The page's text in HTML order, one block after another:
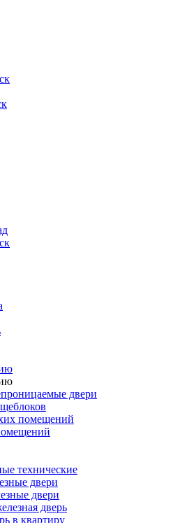
двери
помещений
технические
двери
двери
дверь
в квартиру